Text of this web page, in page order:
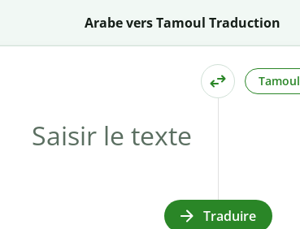
Arabe vers Tamoul Traduction
Tamoul
Traduire